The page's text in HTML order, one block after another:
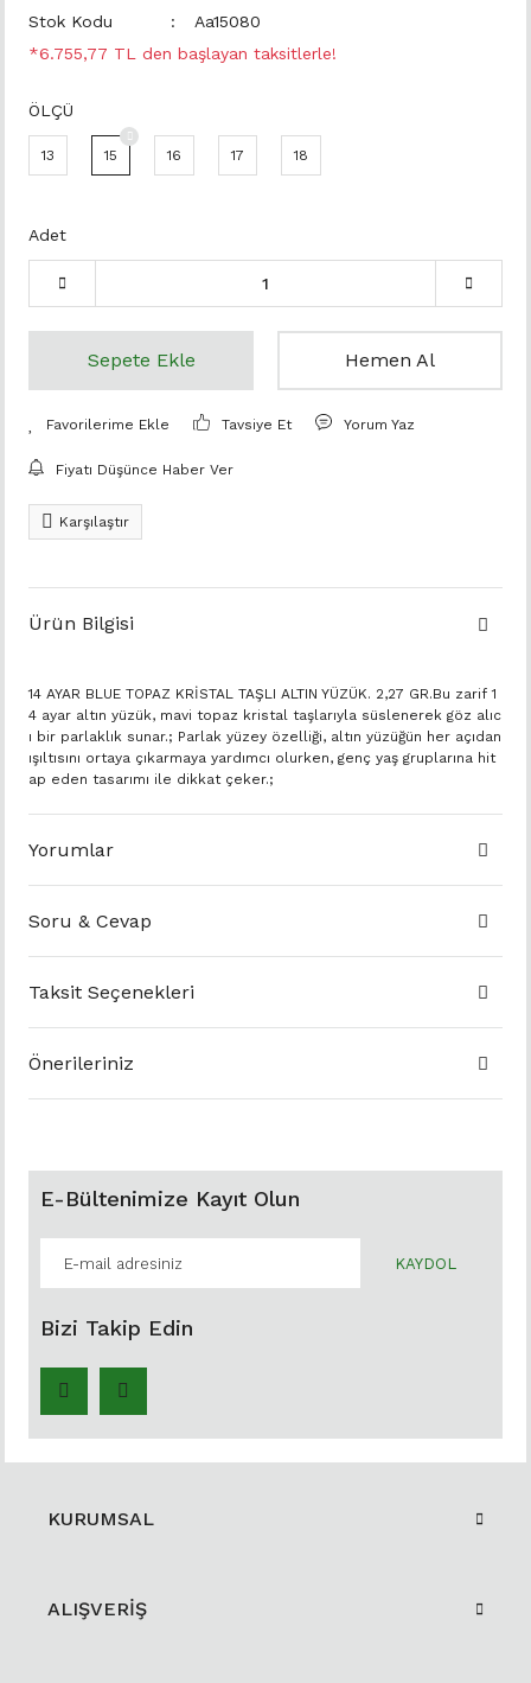
Stok Kodu
Aa15080
*6.755,77 TL den başlayan taksitlerle!
ÖLÇÜ
13 15 16 17 18
Adet
Sepete Ekle Hemen Al
Tavsiye Et Yorum Yaz
Fiyatı Düşünce Haber Ver
Karşılaştır
Ürün Bilgisi
14 AYAR BLUE TOPAZ KRİSTAL TAŞLI ALTIN YÜZÜK. 2,27 GR.Bu zarif 1
4 ayar altın yüzük, mavi topaz kristal taşlarıyla süslenerek göz alıc
ı bir parlaklık sunar.; Parlak yüzey özelliği, altın yüzüğün her açıdan
ışıltısını ortaya çıkarmaya yardımcı olurken, genç yaş gruplarına hit
ap eden tasarımı ile dikkat çeker.;
Yorumlar
Soru & Cevap
Taksit Seçenekleri
Önerileriniz
E-Bültenimize Kayıt Olun
KAYDOL
Bizi Takip Edin
KURUMSAL
ALIŞVERİŞ